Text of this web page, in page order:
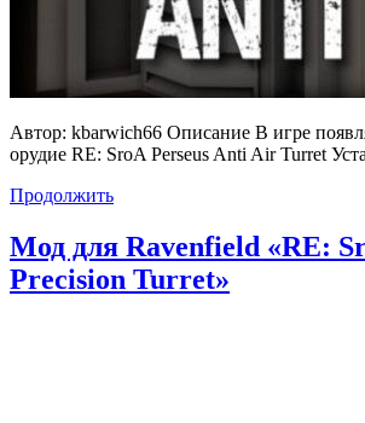
Автор: kbarwich66 Описание В игре
орудие RE: SroA Perseus Anti Air Turret
Продолжить
Мод для Ravenfield «RE:
Precision Turret»